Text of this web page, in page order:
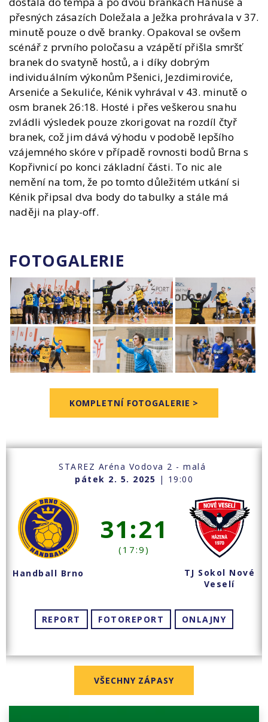
přesných zásazích Doležala a Ježka prohrávala v 37.
minutě pouze o dvě branky. Opakoval se ovšem
scénář z prvního poločasu a vzápětí přišla smršť
branek do svatyně hostů, a i díky dobrým
individuálním výkonům Pšenici, Jezdimiroviće,
Arseniće a Sekuliće, Kénik vyhrával v 43. minutě o
osm branek 26:18. Hosté i přes veškerou snahu
zvládli výsledek pouze zkorigovat na rozdíl čtyř
branek, což jim dává výhodu v podobě lepšího
vzájemného skóre v případě rovnosti bodů Brna s
Kopřivnicí po konci základní části. To nic ale
nemění na tom, že po tomto důležitém utkání si
Kénik připsal dva body do tabulky a stále má
naději na play-off.
FOTOGALERIE
KOMPLETNÍ FOTOGALERIE >
STAREZ Aréna Vodova 2 - malá
pátek 2. 5. 2025 | 19:00
Handball Brno
31:21
(17:9)
TJ Sokol Nové
Veselí
REPORT FOTOREPORT ONLAJNY
VŠECHNY ZÁPASY